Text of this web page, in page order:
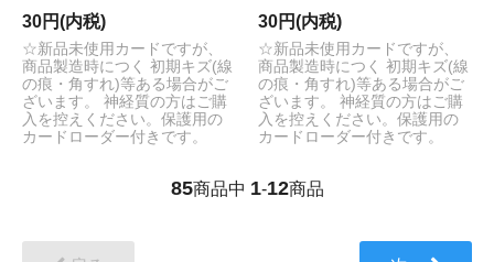
30円(内税)
☆新品未使用カードですが、
商品製造時につく 初期キズ(線
の痕・角すれ)等ある場合がご
ざいます。 神経質の方はご購
入を控えください。保護用の
カードローダー付きです。
30円(内税)
☆新品未使用カードですが、
商品製造時につく 初期キズ(線
の痕・角すれ)等ある場合がご
ざいます。 神経質の方はご購
入を控えください。保護用の
カードローダー付きです。
85商品中 1-12商品